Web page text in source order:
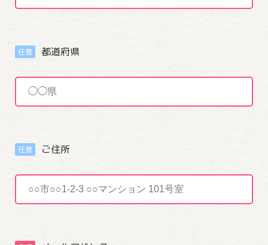
任意 都道府県
任意 ご住所